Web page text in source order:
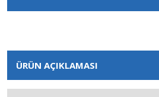
ÜRÜN AÇIKLAMASI